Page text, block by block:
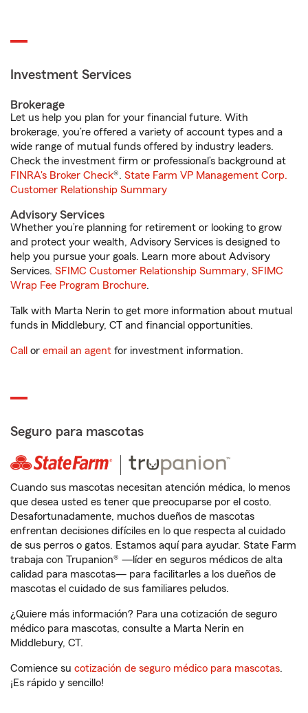
Investment Services
Brokerage
Let us help you plan for your financial future. With
brokerage, you’re offered a variety of account types and a
wide range of mutual funds offered by industry leaders.
Check the investment firm or professional’s background at
FINRA's Broker Check®. State Farm VP Management Corp.
Customer Relationship Summary
Advisory Services
Whether you’re planning for retirement or looking to grow
and protect your wealth, Advisory Services is designed to
help you pursue your goals. Learn more about Advisory
Services. SFIMC Customer Relationship Summary, SFIMC
Wrap Fee Program Brochure.
Talk with Marta Nerin to get more information about mutual
funds in Middlebury, CT and financial opportunities.
Call or email an agent for investment information.
Seguro para mascotas
Cuando sus mascotas necesitan atención médica, lo menos
que desea usted es tener que preocuparse por el costo.
Desafortunadamente, muchos dueños de mascotas
enfrentan decisiones difíciles en lo que respecta al cuidado
de sus perros o gatos. Estamos aquí para ayudar. State Farm
trabaja con Trupanion® —líder en seguros médicos de alta
calidad para mascotas— para facilitarles a los dueños de
mascotas el cuidado de sus familiares peludos.
¿Quiere más información? Para una cotización de seguro
médico para mascotas, consulte a Marta Nerin en
Middlebury, CT.
Comience su cotización de seguro médico para mascotas.
¡Es rápido y sencillo!